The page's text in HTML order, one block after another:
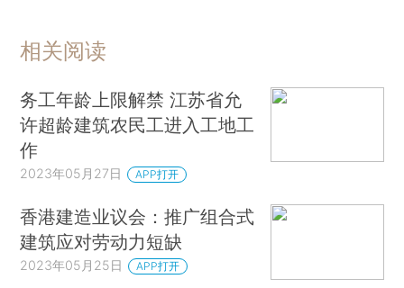
相关阅读
务工年龄上限解禁 江苏省允
许超龄建筑农民工进入工地工
作
2023年05月27日 APP打开
香港建造业议会：推广组合式
建筑应对劳动力短缺
2023年05月25日 APP打开